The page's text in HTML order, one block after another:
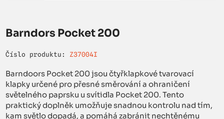
Barndors Pocket 200
Číslo produktu: Z37004I
Barndoors Pocket 200 jsou čtyřklapkové tvarovací
klapky určené pro přesné směrování a ohraničení
světelného paprsku u svítidla Pocket 200. Tento
praktický doplněk umožňuje snadnou kontrolu nad tím,
kam světlo dopadá, a pomáhá zabránit nechtěnému